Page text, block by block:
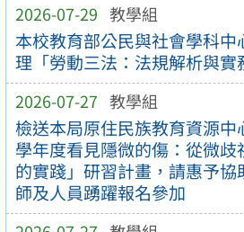
2026-07-29 教學組
本校教育部公民與社會學科
理「勞動三法：法規解析與實
2026-07-27 教學組
檢送本局原住民族教育資源
學年度看見隱微的傷：從微
的實踐」研習計畫，請惠予
師及人員踴躍報名參加